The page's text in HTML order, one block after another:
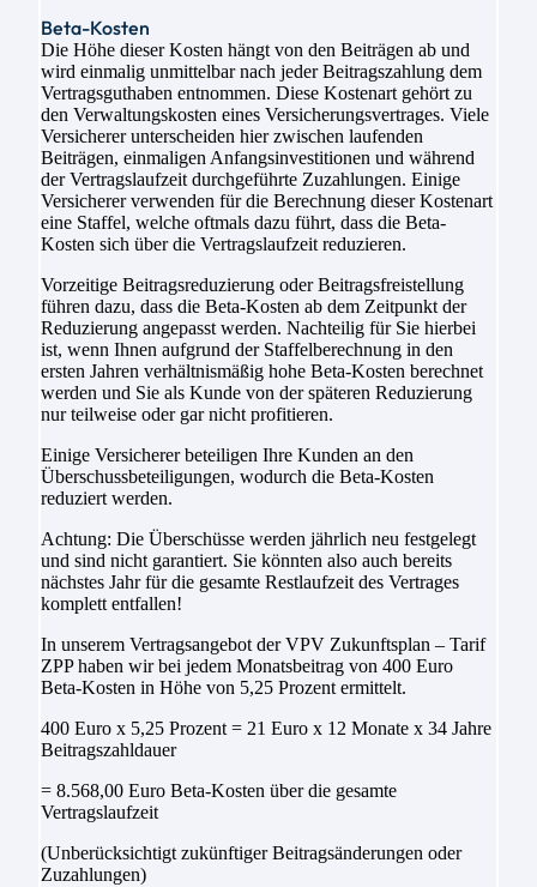
Beta-Kosten
Die Höhe dieser Kosten hängt von den Beiträgen ab und
wird einmalig unmittelbar nach jeder Beitragszahlung dem
Vertragsguthaben entnommen. Diese Kostenart gehört zu
den Verwaltungskosten eines Versicherungsvertrages. Viele
Versicherer unterscheiden hier zwischen laufenden
Beiträgen, einmaligen Anfangsinvestitionen und während
der Vertragslaufzeit durchgeführte Zuzahlungen. Einige
Versicherer verwenden für die Berechnung dieser Kostenart
eine Staffel, welche oftmals dazu führt, dass die Beta-
Kosten sich über die Vertragslaufzeit reduzieren.
Vorzeitige Beitragsreduzierung oder Beitragsfreistellung
führen dazu, dass die Beta-Kosten ab dem Zeitpunkt der
Reduzierung angepasst werden. Nachteilig für Sie hierbei
ist, wenn Ihnen aufgrund der Staffelberechnung in den
ersten Jahren verhältnismäßig hohe Beta-Kosten berechnet
werden und Sie als Kunde von der späteren Reduzierung
nur teilweise oder gar nicht profitieren.
Einige Versicherer beteiligen Ihre Kunden an den
Überschussbeteiligungen, wodurch die Beta-Kosten
reduziert werden.
Achtung: Die Überschüsse werden jährlich neu festgelegt
und sind nicht garantiert. Sie könnten also auch bereits
nächstes Jahr für die gesamte Restlaufzeit des Vertrages
komplett entfallen!
In unserem Vertragsangebot der VPV Zukunftsplan – Tarif
ZPP haben wir bei jedem Monatsbeitrag von 400 Euro
Beta-Kosten in Höhe von 5,25 Prozent ermittelt.
400 Euro x 5,25 Prozent = 21 Euro x 12 Monate x 34 Jahre
Beitragszahldauer
= 8.568,00 Euro Beta-Kosten über die gesamte
Vertragslaufzeit
(Unberücksichtigt zukünftiger Beitragsänderungen oder
Zuzahlungen)